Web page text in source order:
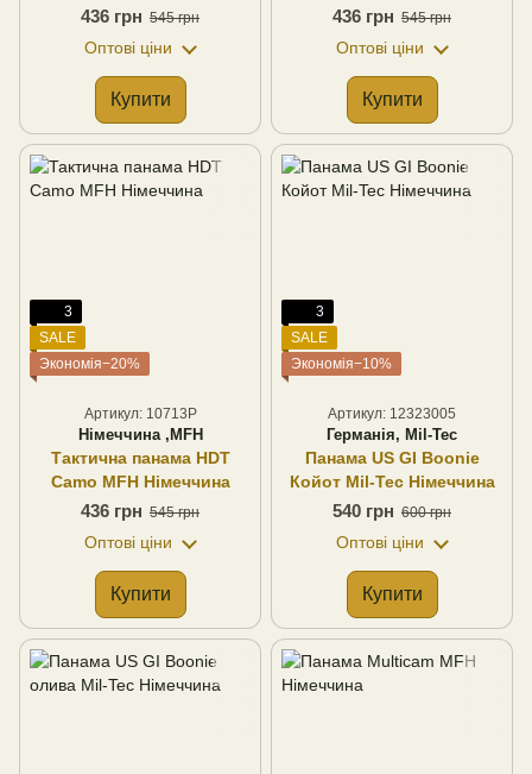
Німеччина
436 грн 545 грн
Оптові ціни
Купити
436 грн 545 грн
Оптові ціни
Купити
3
SALE
Экономія−20%
Артикул: 10713P
Німеччина ,MFH
Тактична панама HDT
Camo MFH Німеччина
436 грн 545 грн
Оптові ціни
Купити
3
SALE
Экономія−10%
Артикул: 12323005
Германія, Mil-Tec
Панама US GI Boonie
Койот Mil-Tec Німеччина
540 грн 600 грн
Оптові ціни
Купити